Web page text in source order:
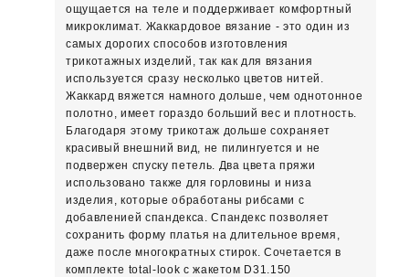
ощущается на теле и поддерживает комфортный
микроклимат. Жаккардовое вязание - это один из
самых дорогих способов изготовления
трикотажных изделий, так как для вязания
используется сразу несколько цветов нитей.
Жаккард вяжется намного дольше, чем однотонное
полотно, имеет гораздо больший вес и плотность.
Благодаря этому трикотаж дольше сохраняет
красивый внешний вид, не пилингуется и не
подвержен спуску петель. Два цвета пряжи
использовано также для горловины и низа
изделия, которые обработаны рибсами с
добавленией спандекса. Спандекс позволяет
сохранить форму платья на длительное время,
даже после многократных стирок. Сочетается в
комплекте total-look с жакетом D31.150